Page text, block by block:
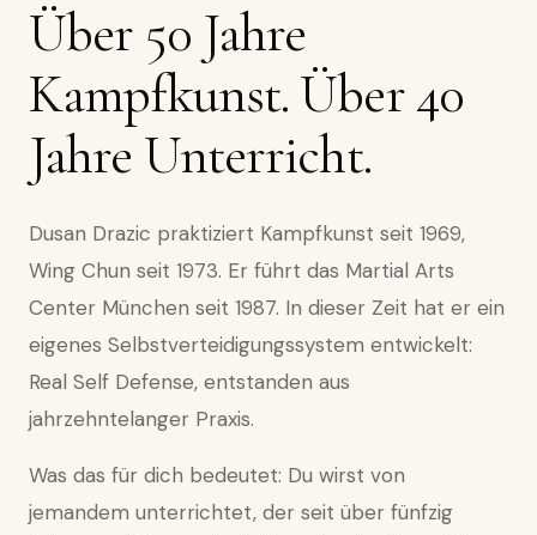
Über 50 Jahre
Kampfkunst. Über 40
Jahre Unterricht.
Dusan Drazic praktiziert Kampfkunst seit 1969,
Wing Chun seit 1973. Er führt das Martial Arts
Center München seit 1987. In dieser Zeit hat er ein
eigenes Selbstverteidigungssystem entwickelt:
Real Self Defense, entstanden aus
jahrzehntelanger Praxis.
Was das für dich bedeutet: Du wirst von
jemandem unterrichtet, der seit über fünfzig